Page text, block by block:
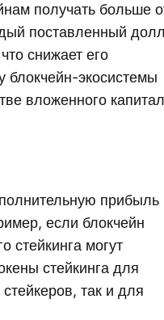
получать больше
поставленный
снижает его
блокчейн-экосистемы
вложенного
прибыль
если блокчейн
стейкинга могут
стейкинга для
так и для